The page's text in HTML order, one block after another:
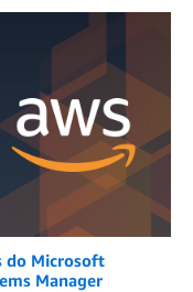
do Microsoft
Manager